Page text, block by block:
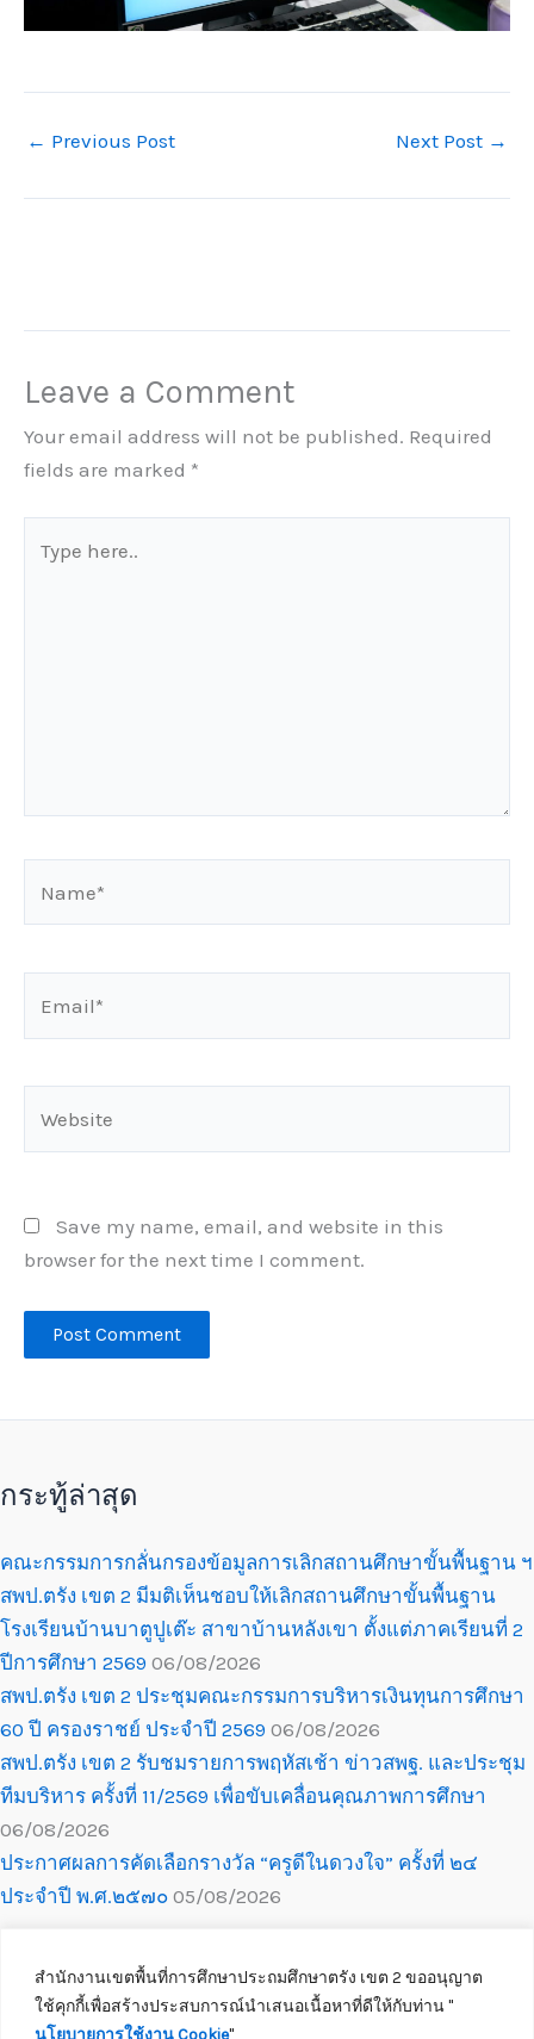
สำนักงานเขตพื้นที่การศึกษาประถมศึกษาตรัง เขต 2 ขออนุญาต
ใช้คุกกี้เพื่อสร้างประสบการณ์นำเสนอเนื้อหาที่ดีให้กับท่าน ''
นโยบายการใช้งาน Cookie''
← Previous Post Next Post →
Leave a Comment
Your email address will not be published. Required
fields are marked *
here..
Save my name, email, and website in this
browser for the next time I comment.
กระทู้ล่าสุด
คณะกรรมการกลั่นกรองข้อมูลการเลิกสถานศึกษาขั้นพื้นฐาน ฯ
สพป.ตรัง เขต 2 มีมติเห็นชอบให้เลิกสถานศึกษาขั้นพื้นฐาน
โรงเรียนบ้านบาตูปูเต๊ะ สาขาบ้านหลังเขา ตั้งแต่ภาคเรียนที่ 2
ปีการศึกษา 2569 06/08/2026
สพป.ตรัง เขต 2 ประชุมคณะกรรมการบริหารเงินทุนการศึกษา
60 ปี ครองราชย์ ประจำปี 2569 06/08/2026
สพป.ตรัง เขต 2 รับชมรายการพฤหัสเช้า ข่าวสพฐ. และประชุม
ทีมบริหาร ครั้งที่ 11/2569 เพื่อขับเคลื่อนคุณภาพการศึกษา
06/08/2026
ประกาศผลการคัดเลือกรางวัล “ครูดีในดวงใจ” ครั้งที่ ๒๔
ประจำปี พ.ศ.๒๕๗๐ 05/08/2026